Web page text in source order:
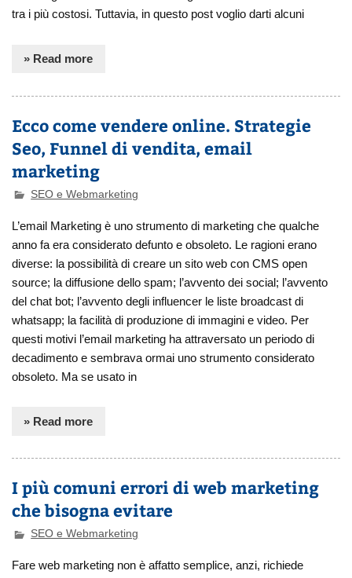
tra i più costosi. Tuttavia, in questo post voglio darti alcuni
» Read more
Ecco come vendere online. Strategie
Seo, Funnel di vendita, email
marketing
SEO e Webmarketing
L’email Marketing è uno strumento di marketing che qualche
anno fa era considerato defunto e obsoleto. Le ragioni erano
diverse: la possibilità di creare un sito web con CMS open
source; la diffusione dello spam; l’avvento dei social; l’avvento
del chat bot; l’avvento degli influencer le liste broadcast di
whatsapp; la facilità di produzione di immagini e video. Per
questi motivi l’email marketing ha attraversato un periodo di
decadimento e sembrava ormai uno strumento considerato
obsoleto. Ma se usato in
» Read more
I più comuni errori di web marketing
che bisogna evitare
SEO e Webmarketing
Fare web marketing non è affatto semplice, anzi, richiede